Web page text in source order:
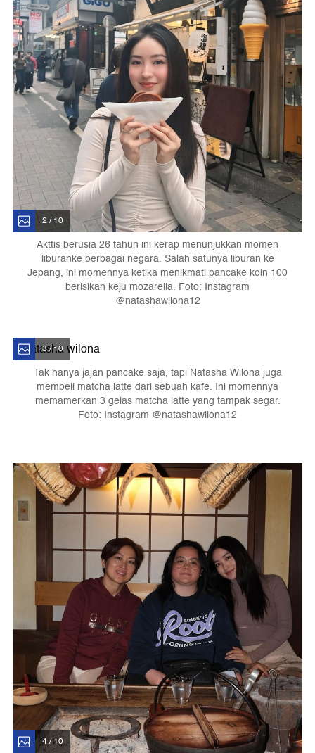
2 / 10
Akttis berusia 26 tahun ini kerap menunjukkan momen
liburanke berbagai negara. Salah satunya liburan ke
Jepang, ini momennya ketika menikmati pancake koin 100
berisikan keju mozarella. Foto: Instagram
@natashawilona12
3 / 10
Tak hanya jajan pancake saja, tapi Natasha Wilona juga
membeli matcha latte dari sebuah kafe. Ini momennya
memamerkan 3 gelas matcha latte yang tampak segar.
Foto: Instagram @natashawilona12
4 / 10